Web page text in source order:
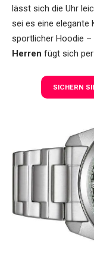
lässt sich die Uhr
sei es eine elegante
sportlicher Hoodie –
Herren fügt sich
SICHERN